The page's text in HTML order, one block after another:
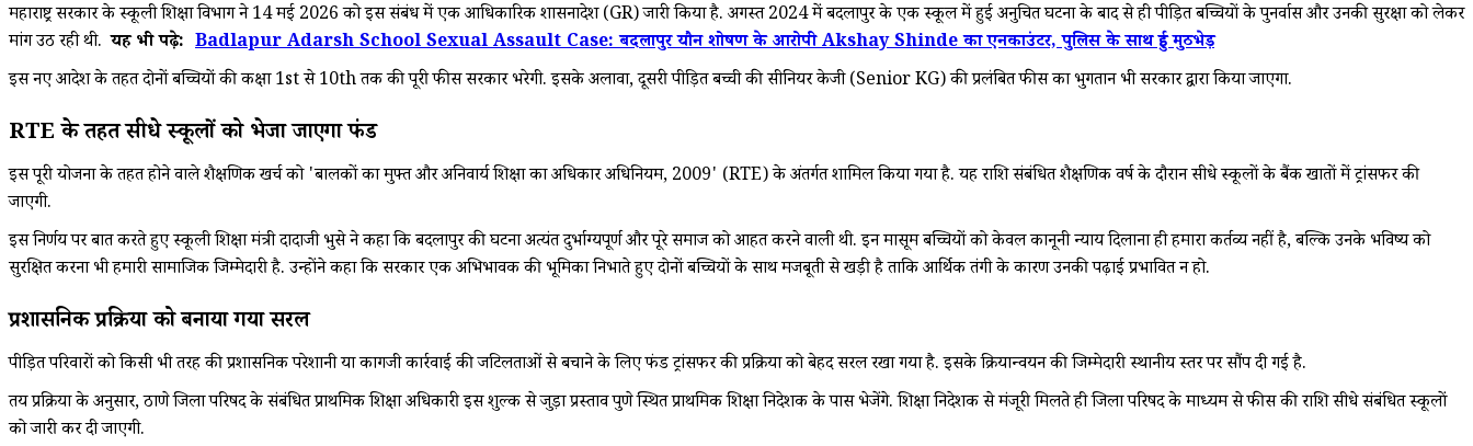
महाराष्ट्र सरकार के स्कूली शिक्षा विभाग ने 14 मई 2026 को इस संबंध में एक आधिकारिक शासनादेश (GR) जारी किया है. अगस्त 2024 में बदलापुर के एक स्कूल में हुई अनुचित घटना के बाद से ही पीड़ित बच्चियों के पुनर्वास और उनकी सुरक्षा को लेकर
मांग उठ रही थी.यह भी पढ़े: Badlapur Adarsh School Sexual Assault Case: बदलापुर यौन शोषण के आरोपी Akshay Shinde का एनकाउंटर, पुलिस के साथ हुई मुठभेड़
इस नए आदेश के तहत दोनों बच्चियों की कक्षा 1st से 10th तक की पूरी फीस सरकार भरेगी. इसके अलावा, दूसरी पीड़ित बच्ची की सीनियर केजी (Senior KG) की प्रलंबित फीस का भुगतान भी सरकार द्वारा किया जाएगा.
RTE के तहत सीधे स्कूलों को भेजा जाएगा फंड
इस पूरी योजना के तहत होने वाले शैक्षणिक खर्च को 'बालकों का मुफ्त और अनिवार्य शिक्षा का अधिकार अधिनियम, 2009' (RTE) के अंतर्गत शामिल किया गया है. यह राशि संबंधित शैक्षणिक वर्ष के दौरान सीधे स्कूलों के बैंक खातों में ट्रांसफर की
जाएगी.
इस निर्णय पर बात करते हुए स्कूली शिक्षा मंत्री दादाजी भुसे ने कहा कि बदलापुर की घटना अत्यंत दुर्भाग्यपूर्ण और पूरे समाज को आहत करने वाली थी. इन मासूम बच्चियों को केवल कानूनी न्याय दिलाना ही हमारा कर्तव्य नहीं है, बल्कि उनके भविष्य को
सुरक्षित करना भी हमारी सामाजिक जिम्मेदारी है. उन्होंने कहा कि सरकार एक अभिभावक की भूमिका निभाते हुए दोनों बच्चियों के साथ मजबूती से खड़ी है ताकि आर्थिक तंगी के कारण उनकी पढ़ाई प्रभावित न हो.
प्रशासनिक प्रक्रिया को बनाया गया सरल
पीड़ित परिवारों को किसी भी तरह की प्रशासनिक परेशानी या कागजी कार्रवाई की जटिलताओं से बचाने के लिए फंड ट्रांसफर की प्रक्रिया को बेहद सरल रखा गया है. इसके क्रियान्वयन की जिम्मेदारी स्थानीय स्तर पर सौंप दी गई है.
तय प्रक्रिया के अनुसार, ठाणे जिला परिषद के संबंधित प्राथमिक शिक्षा अधिकारी इस शुल्क से जुड़ा प्रस्ताव पुणे स्थित प्राथमिक शिक्षा निदेशक के पास भेजेंगे. शिक्षा निदेशक से मंजूरी मिलते ही जिला परिषद के माध्यम से फीस की राशि सीधे संबंधित स्कूलों
को जारी कर दी जाएगी.